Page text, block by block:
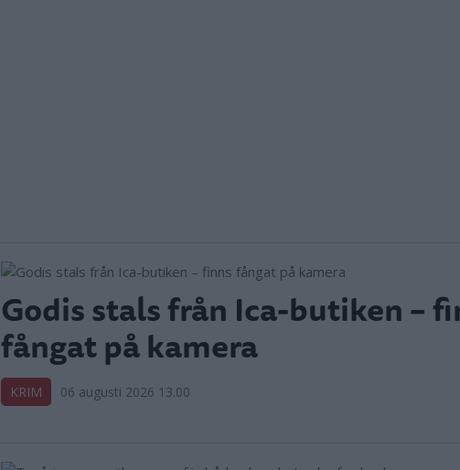
Godis stals från Ica-butiken –
fångat på kamera
KRIM 06 augusti 2026 13.00